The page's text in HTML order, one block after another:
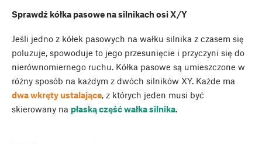
Sprawdź kółka pasowe na silnikach osi X/Y
Jeśli jedno z kółek pasowych na wałku silnika z czasem się
poluzuje, spowoduje to jego przesunięcie i przyczyni się do
nierównomiernego ruchu. Kółka pasowe są umieszczone w
różny sposób na każdym z dwóch silników XY. Każde ma
dwa wkręty ustalające, z których jeden musi być
skierowany na płaską część wałka silnika.